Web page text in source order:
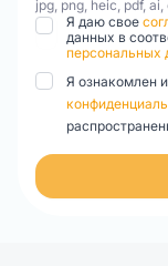
jpg, png, heic, pdf,
Я даю свое
данных в
персональных
Я ознакомлен